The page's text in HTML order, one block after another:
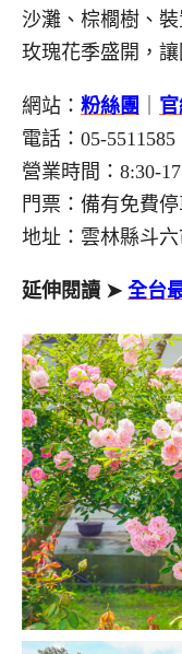
沙灘、棕櫚樹、
玫瑰花季盛開，讓
網站： 粉絲團
官
電話：05-5511585
營業時間：8:30-
門票：備有免費
地址：雲林縣斗
延伸閱讀 ➤ 全台